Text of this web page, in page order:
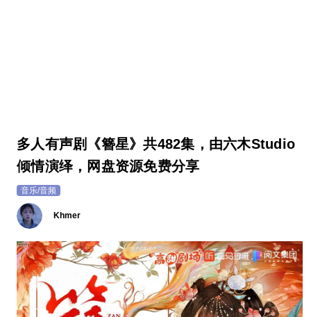
多人有声剧《簪星》共482集，由六木Studio
倾情演绎，网盘资源免费分享
音乐/音频
Khmer